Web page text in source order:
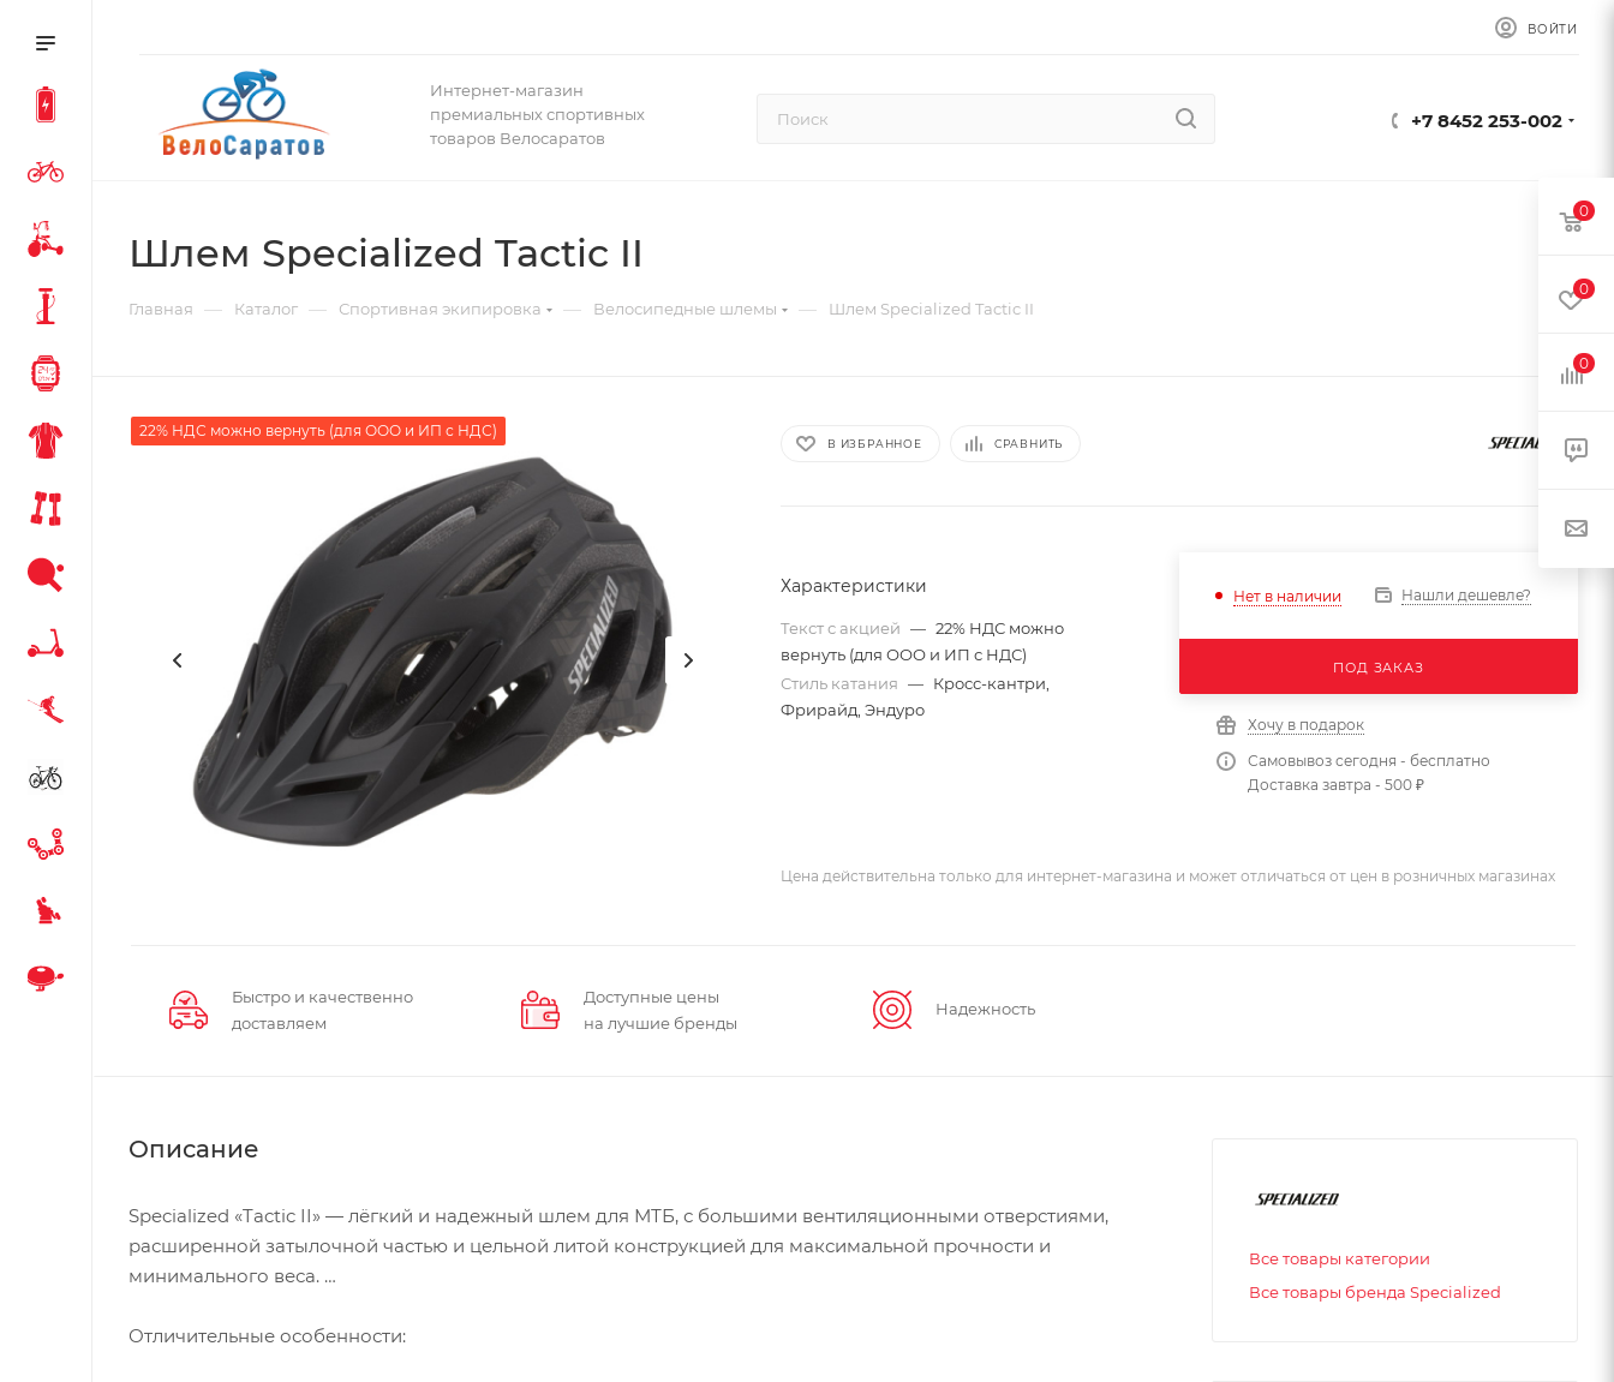
ВОЙТИ
Интернет-магазин
премиальных спортивных
товаров Велосаратов
+7 8452 253-002
Шлем Specialized Tactic II
Главная — Каталог — Спортивная экипировка — Велосипедные шлемы — Шлем Specialized Tactic II
22% НДС можно вернуть (для ООО и ИП с НДС)
В ИЗБРАННОЕ СРАВНИТЬ
Характеристики
Текст с акцией — 22% НДС можно
вернуть (для ООО и ИП с НДС)
Стиль катания — Кросс-кантри,
Фрирайд, Эндуро
Нет в наличии Нашли дешевле?
ПОД ЗАКАЗ
Хочу в подарок
Самовывоз сегодня - бесплатно
Доставка завтра - 500 ₽
Цена действительна только для интернет-магазина и может отличаться от цен в розничных магазинах
Быстро и качественно
доставляем
Доступные цены
на лучшие бренды
Надежность
Описание
Specialized «Tactic II» — лёгкий и надежный шлем для МТБ, с большими вентиляционными отверстиями,
расширенной затылочной частью и цельной литой конструкцией для максимальной прочности и
минимального веса.
Отличительные особенности:
Все товары категории
Все товары бренда Specialized
0
0
0